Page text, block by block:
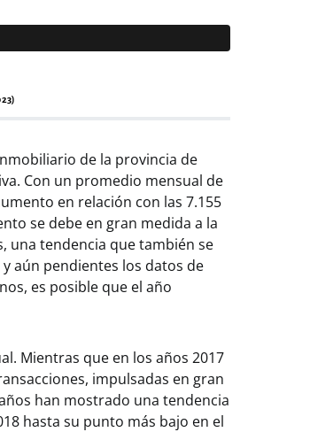
de la provincia de
Con un promedio mensual de
en relación con las 7.155
se debe en gran medida a la
una tendencia que también se
aún pendientes los datos de
es posible que el año
Mientras que en los años 2017
impulsadas en gran
han mostrado una tendencia
hasta su punto más bajo en el